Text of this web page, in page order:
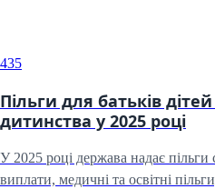
435
Пільги для батьків
дитинства у 2025 році
У 2025 році держава надає пільги
виплати, медичні та освітні